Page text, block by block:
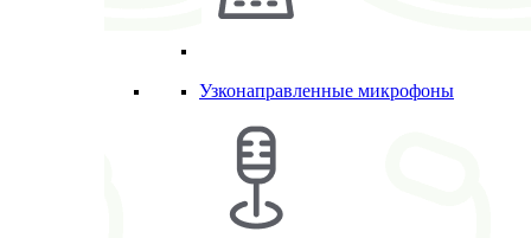
Узконаправленные микрофоны